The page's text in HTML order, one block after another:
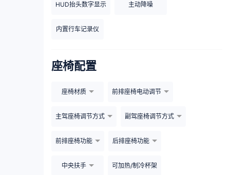
HUD抬头数字显示 主动降噪
内置行车记录仪
座椅配置
座椅材质 前排座椅电动调节
主驾座椅调节方式 副驾座椅调节方式
前排座椅功能 后排座椅功能
中央扶手 可加热/制冷杯架